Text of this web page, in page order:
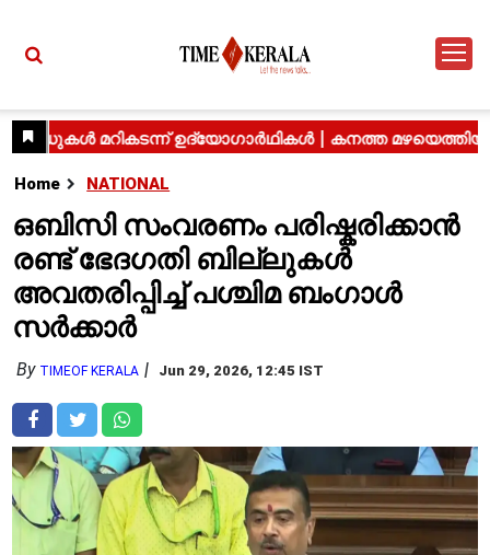
Home NATIONAL
ഒബിസി സംവരണം പരിഷ്കരിക്കാൻ
രണ്ട് ഭേദഗതി ബില്ലുകൾ
അവതരിപ്പിച്ച് പശ്ചിമ ബംഗാൾ
സർക്കാർ
By TIMEOF KERALA Jun 29, 2026, 12:45 IST